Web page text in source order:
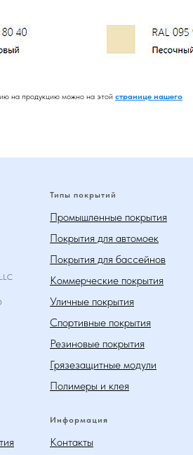
на продукцию можно на этой странице нашего
Типы покрытий
Промышленные покрытия
Покрытия для автомоек
Покрытия для бассейнов
Коммерческие покрытия
Уличные покрытия
Спортивные покрытия
Резиновые покрытия
Грязезащитные модули
Полимеры и клея
Информация
Контакты